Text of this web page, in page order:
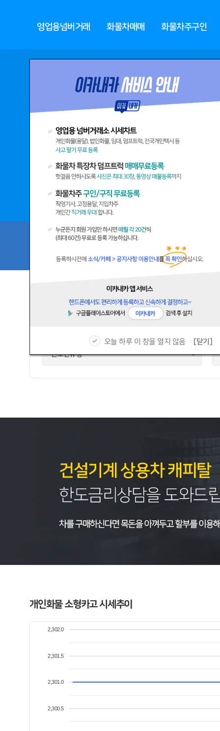
영업용넘버거래 화물차매매 화물차주구인
넘버사고팔기등록
원하는 매물 찾기 넘버 화물 구인
번호판유형
개인화물 소형카고 시세추이
2,300.5
2,301.0
2,301.5
2,302.0
오늘 하루 이 창을 열지 않음 [닫기]